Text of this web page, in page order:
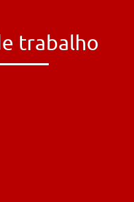
trabalho